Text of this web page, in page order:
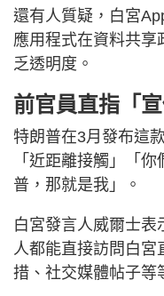
還有人質疑，白宮
應用程式在資料共享
乏透明度。
前官員直指「宣
特朗普在3月發布這
「近距離接觸」「
普，那就是我」。
白宮發言人威爾士表
人都能直接訪問白宮
措、社交媒體帖子等